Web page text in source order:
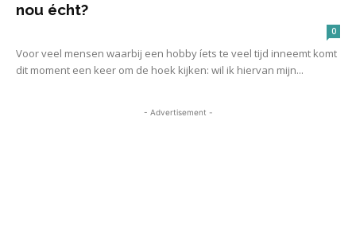
nou écht?
0
Voor veel mensen waarbij een hobby íets te veel tijd inneemt komt
dit moment een keer om de hoek kijken: wil ik hiervan mijn...
- Advertisement -